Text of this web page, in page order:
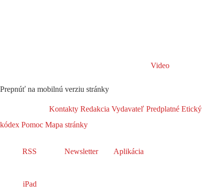
Video
Prepnúť na mobilnú verziu stránky
Kontakty Redakcia Vydavateľ Predplatné Etický
kódex Pomoc Mapa stránky
RSS Newsletter Aplikácia
iPad